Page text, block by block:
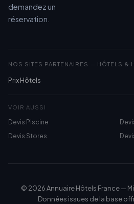
demandez un
réservation.
NOS SITES PARTENAIRES — HÔTELS &
Prix Hôtels
VOIR AUSSI
Devis Piscine
Devis Stores
© 2026 Annuaire Hôtels France —
Données issues de la base